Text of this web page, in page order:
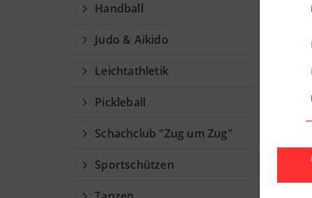
Mit
Handball
Judo & Aikido
Leichtathletik
Pickleball
Schachclub "Zug um Zug"
Sportschützen